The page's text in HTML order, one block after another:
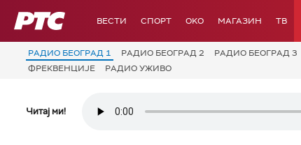
РТС ВЕСТИ СПОРТ OKO МАГАЗИН ТВ
РАДИО БЕОГРАД 1 РАДИО БЕОГРАД 2 РАДИО БЕОГРАД 3
ФРЕКВЕНЦИЈЕ
РАДИО УЖИВО
Читај ми!